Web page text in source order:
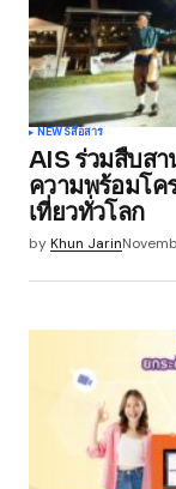
Your Name
Your E-mail*
Save my
browser
Submit
NEWSสื่อสาร
AIS ร่วมสืบส
ความพร้อมโค
เที่ยวทั่วโลก
byKhun Jarin